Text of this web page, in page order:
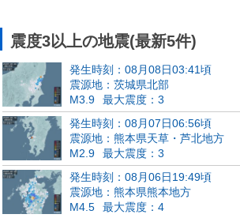
震度3以上の地震(最新5件)
発生時刻：08月08日03:41頃
震源地：茨城県北部
M3.9
最大震度：3
発生時刻：08月07日06:56頃
震源地：熊本県天草・芦北地方
M2.9
最大震度：3
発生時刻：08月06日19:49頃
震源地：熊本県熊本地方
M4.5
最大震度：4